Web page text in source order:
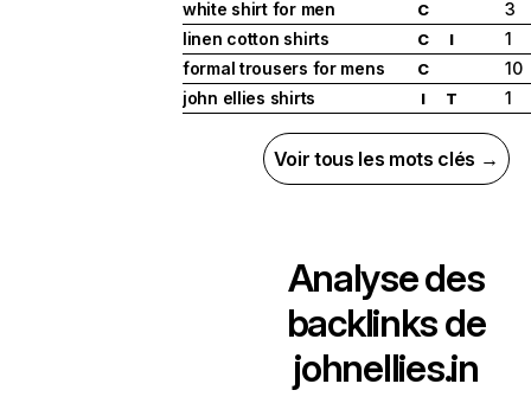
white shirt for men
C
3
linen cotton shirts
C I
1
formal trousers for mens
C
10
john ellies shirts
I T 1
Voir tous les mots clés →
Analyse des
backlinks de
johnellies.in